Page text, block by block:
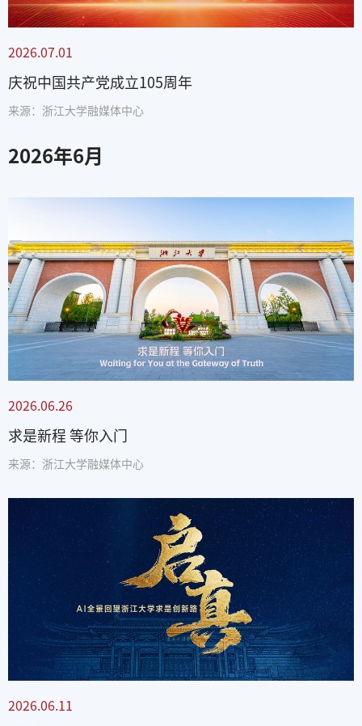
2026.07.01
庆祝中国共产党成立105周年
来源：浙江大学融媒体中心
2026年6月
2026.06.26
求是新程 等你入门
来源：浙江大学融媒体中心
2026.06.11